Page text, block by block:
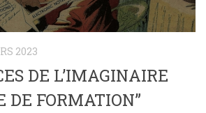
2023
DE L’IMAGINAIRE
DE FORMATION”